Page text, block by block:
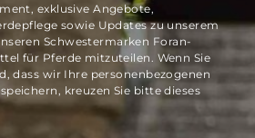
exklusive Angebote,
sowie Updates zu unserem
Schwestermarken Foran-
für Pferde mitzuteilen. Wenn Sie
dass wir Ihre personenbezogenen
kreuzen Sie bitte dieses